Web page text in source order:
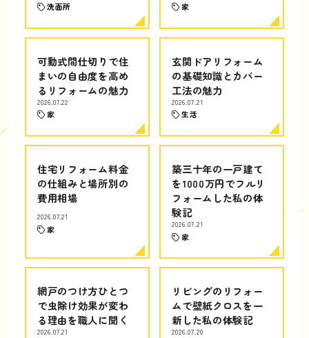
洗面所 家
可動式間仕切りで住
まいの自由度を高め
るリフォームの魅力
2026.07.22
家
玄関ドアリフォーム
の基礎知識とカバー
工法の魅力
2026.07.21
生活
住宅リフォーム料金
の仕組みと場所別の
費用相場
2026.07.21
家
築三十年の一戸建て
を1000万円でフルリ
フォームした私の体
験記
2026.07.21
家
網戸のつけ方ひとつ
で虫除け効果が変わ
る理由を職人に聞く
2026.07.21
リビングのリフォー
ムで壁紙クロスを一
新した私の体験記
2026.07.20